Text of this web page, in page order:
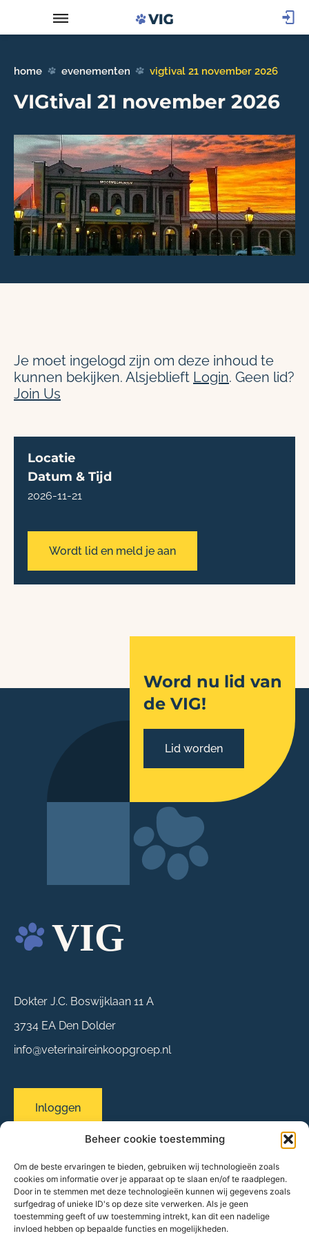
Beheer cookie toestemming
Om de beste ervaringen te bieden, gebruiken wij technologieën zoals
cookies om informatie over je apparaat op te slaan en/of te raadplegen.
Door in te stemmen met deze technologieën kunnen wij gegevens zoals
surfgedrag of unieke ID's op deze site verwerken. Als je geen
toestemming geeft of uw toestemming intrekt, kan dit een nadelige
invloed hebben op bepaalde functies en mogelijkheden.
home evenementen vigtival 21 november 2026
VIGtival 21 november 2026
Je moet ingelogd zijn om deze inhoud te
kunnen bekijken. Alsjeblieft Login. Geen lid?
Join Us
Locatie
Datum & Tijd
2026-11-21
Wordt lid en meld je aan
Word nu lid van
de VIG!
Lid worden
Dokter J.C. Boswijklaan 11 A
3734 EA Den Dolder
info@veterinaireinkoopgroep.nl
Inloggen
Sitemap
Over ons
Evenementen
Onze praktijken